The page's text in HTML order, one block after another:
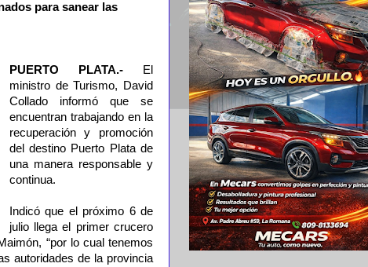
para sanear las
PUERTO PLATA.-
El
ministro de Turismo, David
Collado informó que se
encuentran trabajando en la
recuperación y promoción
del destino Puerto Plata de
una manera responsable y
continua.
Indicó que el próximo 6 de
julio llega el primer crucero
“por lo cual tenemos
autoridades de la provincia